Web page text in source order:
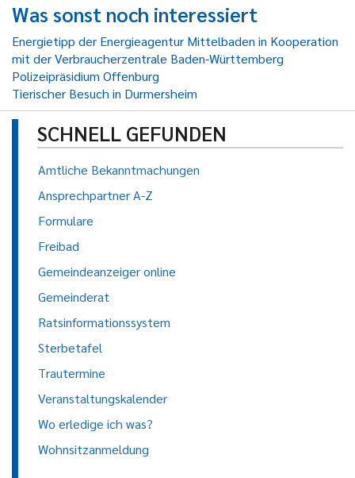
Was sonst noch interessiert
Energietipp der Energieagentur Mittelbaden in Kooperation
mit der Verbraucherzentrale Baden-Württemberg
Polizeipräsidium Offenburg
Tierischer Besuch in Durmersheim
SCHNELL GEFUNDEN
Amtliche Bekanntmachungen
Ansprechpartner A-Z
Formulare
Freibad
Gemeindeanzeiger online
Gemeinderat
Ratsinformationssystem
Sterbetafel
Trautermine
Veranstaltungskalender
Wo erledige ich was?
Wohnsitzanmeldung